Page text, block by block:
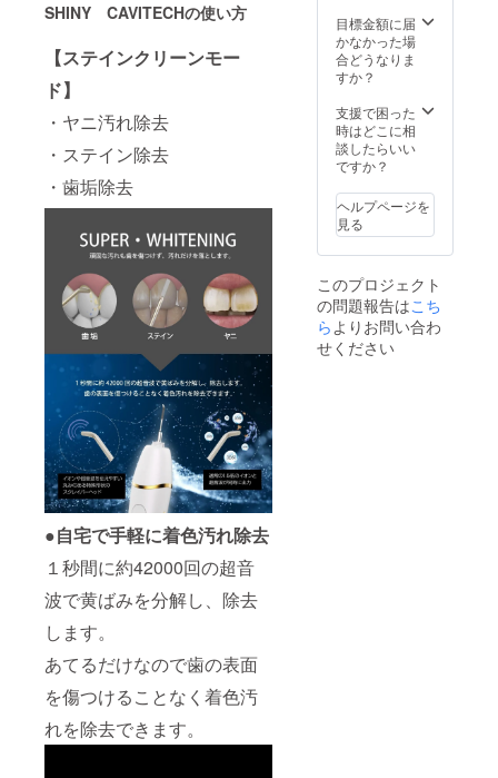
SHINY CAVITECHの使い方
【ステインクリーンモー
ド】
・ヤニ汚れ除去
・ステイン除去
・歯垢除去
●自宅で手軽に着色汚れ除去
１秒間に約42000回の超音
波で黄ばみを分解し、除去
します。
あてるだけなので歯の表面
を傷つけることなく着色汚
れを除去できます。
目標金額に届
かなかった場
合どうなりま
すか？
支援で困った
時はどこに相
談したらいい
ですか？
ヘルプページを
見る
このプロジェクト
の問題報告はこち
らよりお問い合わ
せください